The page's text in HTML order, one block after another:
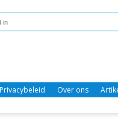
Privacybeleid Over ons